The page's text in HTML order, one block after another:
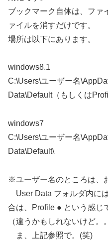
ブックマーク自体は、ファ
ァイルを消すだけです。
場所は以下にあります。
windows8.1
C:\Users\ユーザー名
Data\Default（もしくは
windows7
C:\Users\ユーザー名
Data\Default\
※ユーザー名のところは、
User Data フォルダ内に
合は、Profile ● という感じ
（違うかもしれないけど。
ま、上記参照で。(笑)